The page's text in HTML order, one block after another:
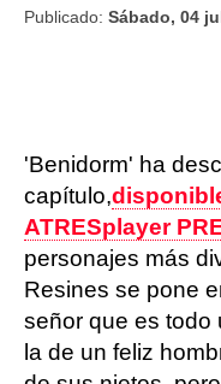
Publicado: Sábado, 04
'Benidorm' ha
capítulo,
ATRESplayer
personajes más
Resines se pone
señor que es todo
la de un feliz